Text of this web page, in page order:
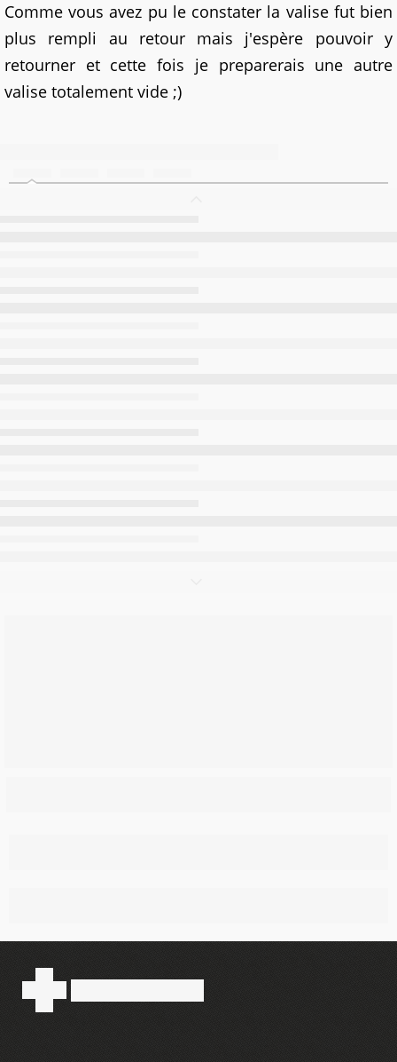
Comme vous avez pu le constater la valise fut bien
plus rempli au retour mais j'espère pouvoir y
retourner et cette fois je preparerais une autre
valise totalement vide ;)